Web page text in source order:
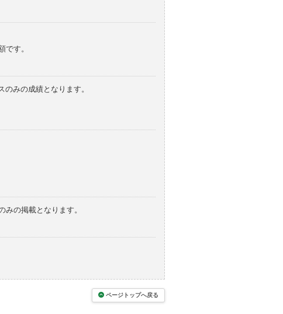
す。
みの成績となります。
の掲載となります。
ページトップへ戻る